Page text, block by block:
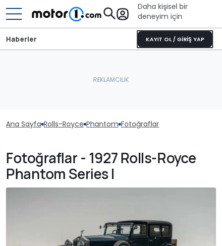
Daha kişisel bir
deneyim için
KAYIT OL / GİRİŞ YAP
Haberler
Ana Sayfa Rolls-Royce Phantom Fotoğraflar
Fotoğraflar - 1927 Rolls-Royce
Phantom Series I